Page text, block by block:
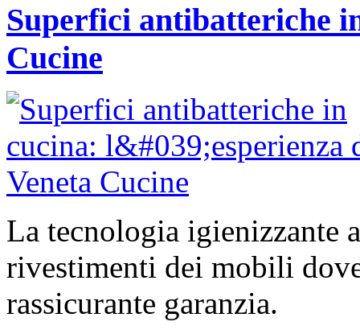
Superfici antibatteriche
Cucine
La tecnologia igienizzante
rivestimenti dei mobili
rassicurante garanzia.